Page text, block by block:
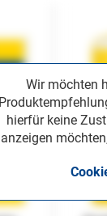
Wir möchten
hierfür keine
anzeigen